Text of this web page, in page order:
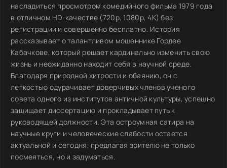
насладиться просмотром комедийного фильма 1979 года
в отличном HD-качестве (720p, 1080p, 4K) без
регистрации и совершенно бесплатно. История
рассказывает о талантливом мошеннике Гордее
Кабачкове, который решает кардинально изменить свою
жизнь и неожиданно находит себя в научной среде.
Благодаря природной хитрости и обаянию, он с
легкостью одурачивает доверчивых членов ученого
совета одного из институтов античной культуры, успешно
защищает диссертацию и прокладывает путь к
руководящей должности. Эта остроумная сатира на
научные круги и человеческие слабости остается
актуальной и сегодня, предлагая зрителю не только
посмеяться, но и задуматься.